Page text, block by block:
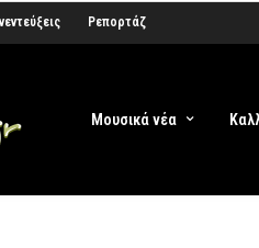
Ρεπορτάζ
Μουσικά νέα